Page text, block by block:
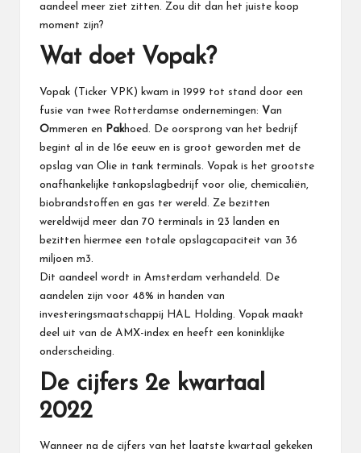
aandeel meer ziet zitten. Zou dit dan het juiste koop
moment zijn?
Wat doet Vopak?
Vopak (Ticker VPK) kwam in 1999 tot stand door een
fusie van twee Rotterdamse ondernemingen: Van
Ommeren en Pakhoed. De oorsprong van het bedrijf
begint al in de 16e eeuw en is groot geworden met de
opslag van Olie in tank terminals. Vopak is het grootste
onafhankelijke tankopslagbedrijf voor olie, chemicaliën,
biobrandstoffen en gas ter wereld. Ze bezitten
wereldwijd meer dan 70 terminals in 23 landen en
bezitten hiermee een totale opslagcapaciteit van 36
miljoen m3.
Dit aandeel wordt in Amsterdam verhandeld. De
aandelen zijn voor 48% in handen van
investeringsmaatschappij HAL Holding. Vopak maakt
deel uit van de AMX-index en heeft een koninklijke
onderscheiding.
De cijfers 2e kwartaal
2022
Wanneer na de cijfers van het laatste kwartaal gekeken